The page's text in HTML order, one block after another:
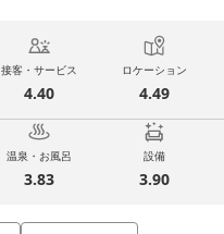
接客・サービス
4.40
ロケーション
4.49
温泉・お風呂
3.83
設備
3.90